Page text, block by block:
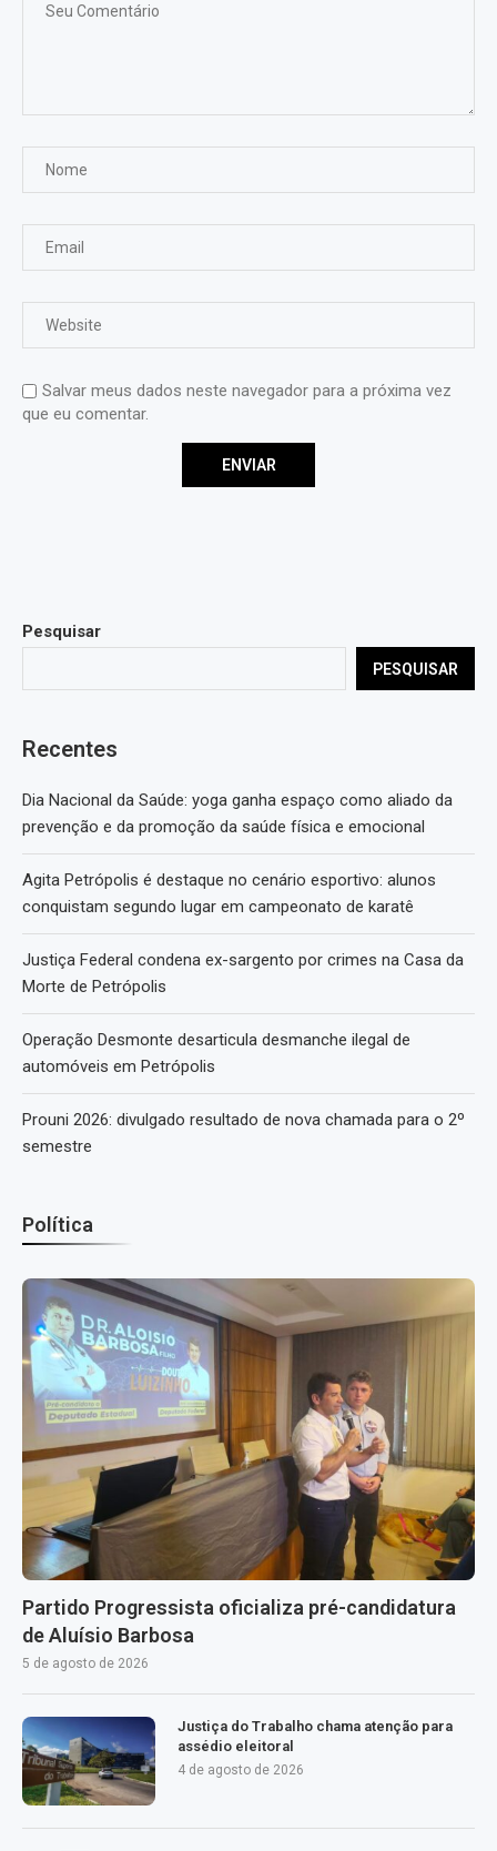
Salvar meus dados neste navegador para a próxima vez
que eu comentar.
Pesquisar
PESQUISAR
Recentes
Dia Nacional da Saúde: yoga ganha espaço como aliado da
prevenção e da promoção da saúde física e emocional
Agita Petrópolis é destaque no cenário esportivo: alunos
conquistam segundo lugar em campeonato de karatê
Justiça Federal condena ex-sargento por crimes na Casa da
Morte de Petrópolis
Operação Desmonte desarticula desmanche ilegal de
automóveis em Petrópolis
Prouni 2026: divulgado resultado de nova chamada para o 2º
semestre
Política
Partido Progressista oficializa pré-candidatura
de Aluísio Barbosa
5 de agosto de 2026
Justiça do Trabalho chama atenção para
assédio eleitoral
4 de agosto de 2026